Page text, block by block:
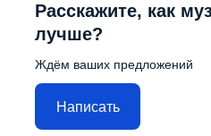
Расскажите, как
лучше?
Ждём ваших предложений
Написать